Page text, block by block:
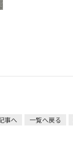
事へ 一覧へ戻る